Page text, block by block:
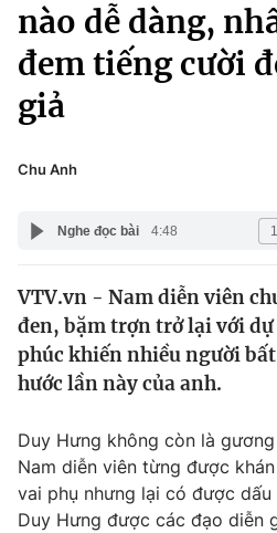
Chính trị
Xã hội
Tin tức
Thế giới đó đây
Câu chuyện quốc tế
Kinh tế
Tài chính
Góc doanh nghiệp
Dữ liệu và đời sống
Truyền hình
Phim VTV
Giải trí
Truyền hình
Văn hóa - Giải trí
Giáo dục
nào dễ dàng,
đem tiếng cười
giả
Chu Anh
Nghe đọc bài 4:48
VTV.vn - Nam diễn viên
đen, bặm trợn trở lại với
phúc khiến nhiều người
hước lần này của anh.
Duy Hưng không còn là
Nam diễn viên từng được
vai phụ nhưng lại có được
Duy Hưng được các đạo diễn